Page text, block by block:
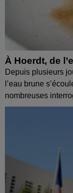
À Hoerdt, de
Depuis plusieurs
l’eau brune
nombreuses